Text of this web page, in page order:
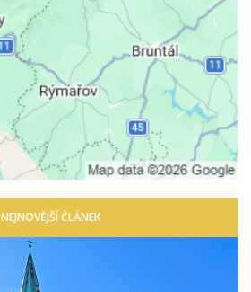
NEJNOVĚJŠÍ ČLÁNEK